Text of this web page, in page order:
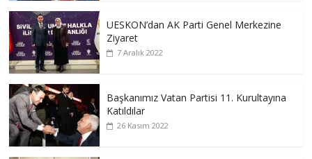
UESKON’dan AK Parti Genel Merkezine
Ziyaret
7 Aralık 2022
Başkanımız Vatan Partisi 11. Kurultayına
Katıldılar
26 Kasım 2022